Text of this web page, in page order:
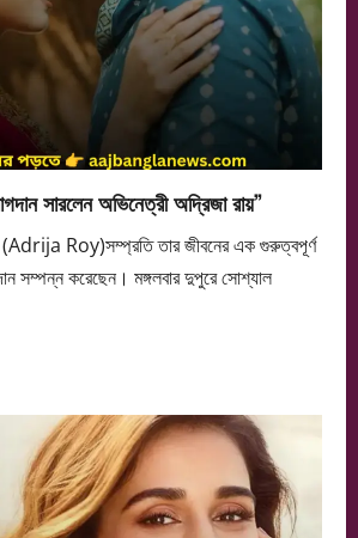
সারলেন অভিনেত্রী অদ্রিজা রায়”
(Adrija Roy)সম্প্রতি তার জীবনের এক গুরুত্বপূর্ণ
সম্পন্ন করেছেন। মঙ্গলবার দুপুরে সোশ্যাল